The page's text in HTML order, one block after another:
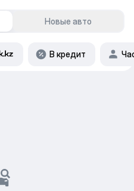
Новые авто
В кредит